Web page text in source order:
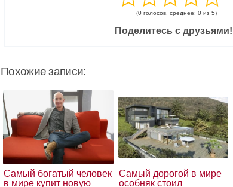
(0 голосов, среднее: 0 из 5)
Поделитесь с друзьями!
Похожие записи:
Самый богатый человек
в мире купит новую
Самый дорогой в мире
особняк стоил